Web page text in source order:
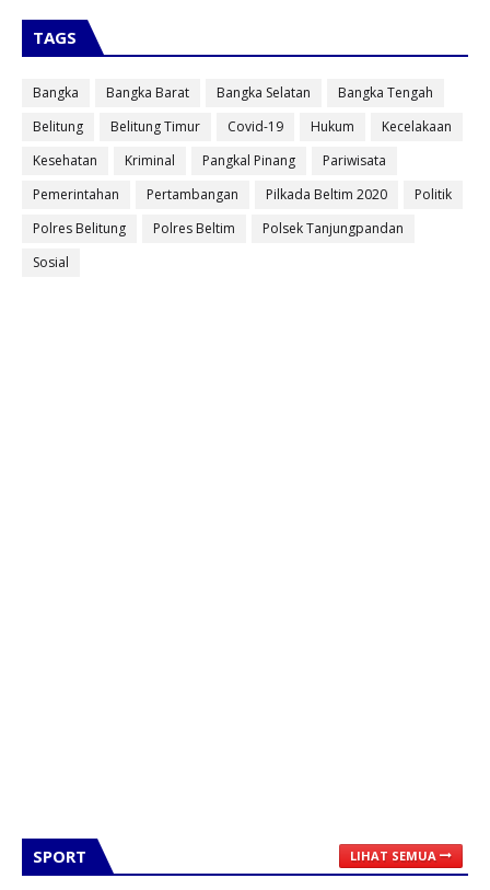
TAGS
Bangka Bangka Barat Bangka Selatan
Bangka Tengah
Belitung
Belitung Timur Covid-19 Hukum
Kecelakaan
Kesehatan
Kriminal Pangkal Pinang
Pariwisata
Pemerintahan
Pertambangan Pilkada Beltim 2020
Politik
Polres Belitung
Polres Beltim
Polsek Tanjungpandan
Sosial
SPORT LIHAT SEMUA